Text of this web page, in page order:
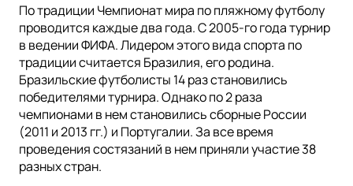
По традиции Чемпионат мира по пляжному футболу
проводится каждые два года. С 2005-го года турнир
в ведении ФИФА. Лидером этого вида спорта по
традиции считается Бразилия, его родина.
Бразильские футболисты 14 раз становились
победителями турнира. Однако по 2 раза
чемпионами в нем становились сборные России
(2011 и 2013 гг.) и Португалии. За все время
проведения состязаний в нем приняли участие 38
разных стран.